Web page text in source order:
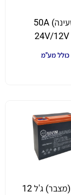
בקר (טעינה) 50A
כולל מע"מ
סוללת (מצבר) ג'ל 12